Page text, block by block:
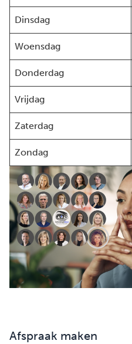
Dinsdag
Woensdag
Donderdag
Vrijdag
Zaterdag
Zondag
Afspraak maken